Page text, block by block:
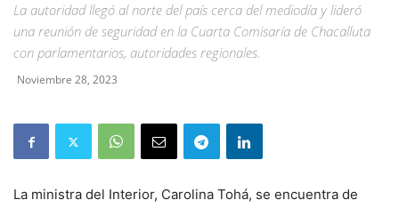
La autoridad llegó al norte del país cerca del mediodía y lideró
una reunión de seguridad en la Cuarta Comisaría de Chacalluta
con parlamentarios, autoridades regionales.
Noviembre 28, 2023
La ministra del Interior, Carolina Tohá, se encuentra de